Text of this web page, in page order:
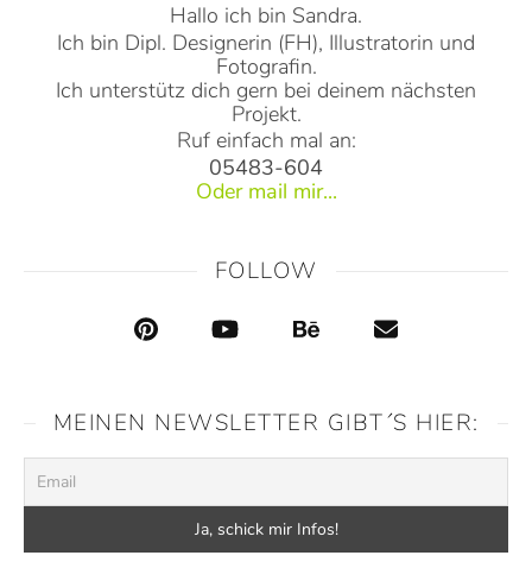
Hallo ich bin Sandra.
Ich bin Dipl. Designerin (FH), Illustratorin und
Fotografin.
Ich unterstütz dich gern bei deinem nächsten
Projekt.
Ruf einfach mal an:
05483-604
Oder mail mir...
FOLLOW
MEINEN NEWSLETTER GIBT´S HIER: